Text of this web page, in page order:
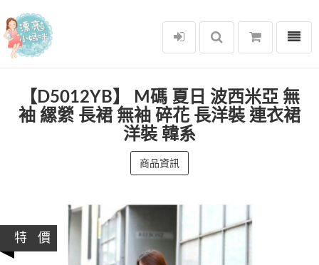
漂亮小媽咪
選單
【D5012YB】 M碼 夏日 波西米亞 無
袖 縲縈 長裙 無袖 碎花 長洋裝 連衣裙
洋裝 韓系
商品資訊
特 價